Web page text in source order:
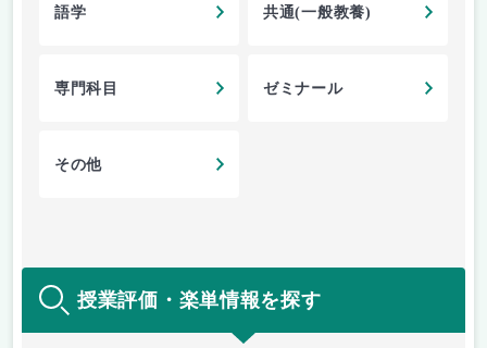
語学 共通(一般教養)
専門科目 ゼミナール
その他
授業評価・楽単情報を探す